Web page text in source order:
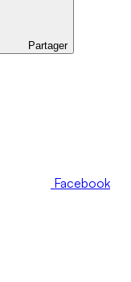
Partager
Facebook